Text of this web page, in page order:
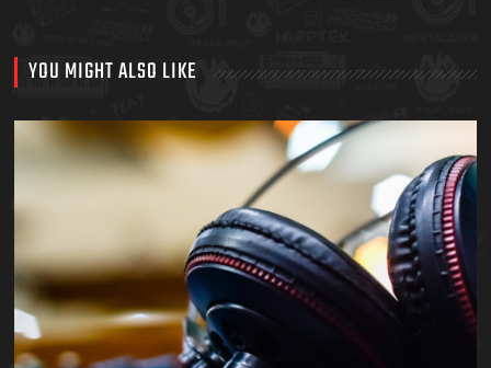
YOU MIGHT ALSO LIKE